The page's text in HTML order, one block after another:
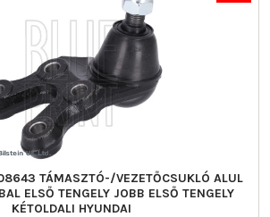
TÁMASZTÓ-/VEZETŐCSUKLÓ ALUL
ELSŐ TENGELY JOBB ELSŐ TENGELY
KÉTOLDALI HYUNDAI